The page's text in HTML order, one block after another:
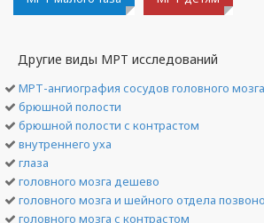
Другие виды МРТ исследований
МРТ-ангиография сосудов головного мозга
брюшной полости
брюшной полости с контрастом
внутреннего уха
глаза
головного мозга дешево
головного мозга и шейного отдела
головного мозга с контрастом